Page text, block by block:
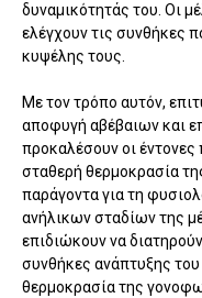
δυναμικότητάς του. Οι
ελέγχουν τις συνθήκες
κυψέλης τους.
Με τον τρόπο αυτόν,
αποφυγή αβέβαιων και
προκαλέσουν οι έντονες
σταθερή θερμοκρασία
παράγοντα για τη
ανήλικων σταδίων της
επιδιώκουν να
συνθήκες ανάπτυξης του
θερμοκρασία της